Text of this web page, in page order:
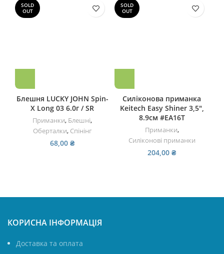
SOLD
OUT
Блешня LUCKY JOHN Spin-
X Long 03 6.0г / SR
Приманки, Блешні,
Оберталки, Спінінг
68,00 ₴
SOLD
OUT
Силіконова приманка
Keitech Easy Shiner 3,5″,
8.9см #EA16T
Приманки,
Силіконові приманки
204,00 ₴
КОРИСНА ІНФОРМАЦІЯ
Доставка та оплата